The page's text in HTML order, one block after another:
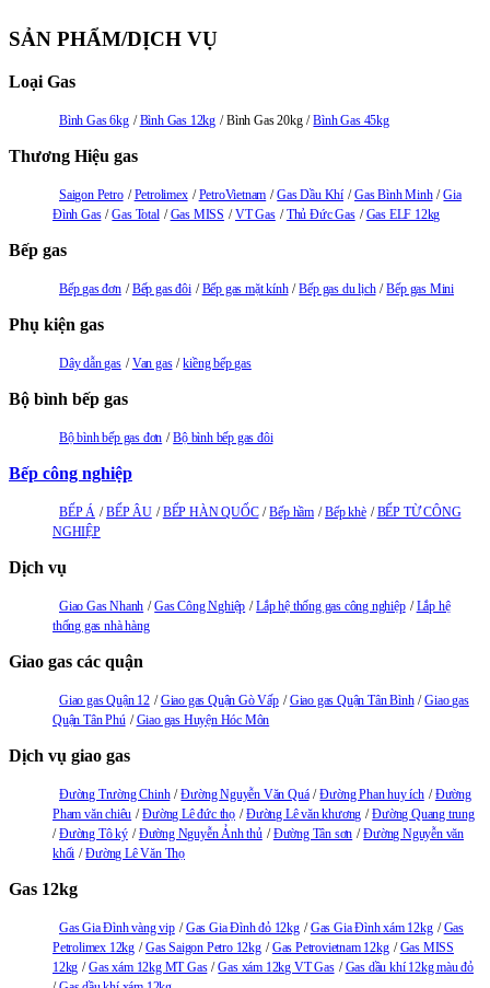
SẢN PHẨM/DỊCH VỤ
Loại Gas
Bình Gas 6kg Bình Gas 12kg Bình Gas 20kg Bình Gas 45kg
Thương Hiệu gas
Saigon Petro Petrolimex PetroVietnam Gas Dầu Khí Gas Bình Minh
Gia
Đình Gas
Gas Total Gas MISS VT Gas Thủ Đức Gas Gas ELF 12kg
Bếp gas
Bếp gas đơn Bếp gas đôi Bếp gas mặt kính Bếp gas du lịch Bếp gas Mini
Phụ kiện gas
Dây dẫn gas Van gas kiềng bếp gas
Bộ bình bếp gas
Bộ bình bếp gas đơn Bộ bình bếp gas đôi
Bếp công nghiệp
BẾP Á BẾP ÂU BẾP HÀN QUỐC Bếp hầm Bếp khè
BẾP TỪ CÔNG
NGHIỆP
Dịch vụ
Giao Gas Nhanh Gas Công Nghiệp Lắp hệ thống gas công nghiệp
Lắp hệ
thống gas nhà hàng
Giao gas các quận
Giao gas Quận 12 Giao gas Quận Gò Vấp Giao gas Quận Tân Bình
Giao gas
Quận Tân Phú
Giao gas Huyện Hóc Môn
Dịch vụ giao gas
Đường Trường Chinh Đường Nguyễn Văn Quá Đường Phan huy ích
Đường
Pham văn chiêu
Đường Lê đức thọ Đường Lê văn khương
Đường Quang trung
Đường Tô ký
Đường Nguyễn Ảnh thủ Đường Tân sơn
Đường Nguyễn văn
khối
Đường Lê Văn Thọ
Gas 12kg
Gas Gia Đình vàng vip Gas Gia Đình đỏ 12kg Gas Gia Đình xám 12kg
Gas
Petrolimex 12kg
Gas Saigon Petro 12kg Gas Petrovietnam 12kg
Gas MISS
12kg
Gas xám 12kg MT Gas Gas xám 12kg VT Gas
Gas dầu khí 12kg màu đỏ